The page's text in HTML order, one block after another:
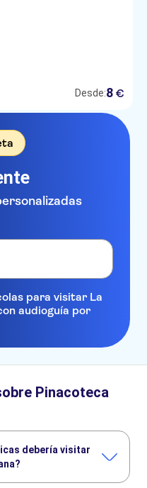
Desde:8 €
para visitar La
audioguía por
Pinacoteca
debería visitar